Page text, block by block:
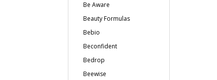
Be Aware
Beauty Formulas
Bebio
Beconfident
Bedrop
Beewise